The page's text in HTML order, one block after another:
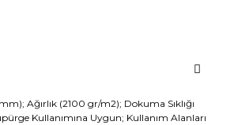
Ağırlık (2100 gr/m2); Dokuma Sıklığı
Kullanımına Uygun; Kullanım Alanları